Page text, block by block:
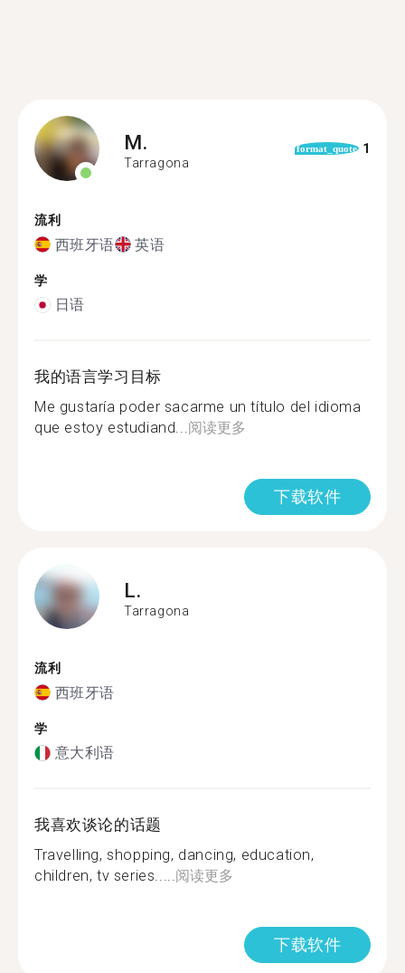
M.
Tarragona
format_quote 1
流利
西班牙语 英语
学
日语
我的语言学习目标
Me gustaría poder sacarme un título del idioma
que estoy estudiand...阅读更多
下载软件
L.
Tarragona
流利
西班牙语
学
意大利语
我喜欢谈论的话题
Travelling, shopping, dancing, education,
children, tv series.....阅读更多
下载软件